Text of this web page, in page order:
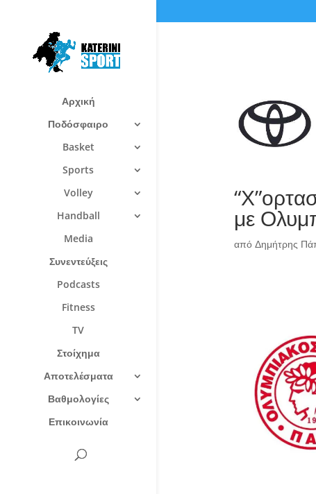
Αρχική
Ποδόσφαιρο
Basket
Sports
Volley
Handball
Media
Συνεντεύξεις
Podcasts
Fitness
TV
Στοίχημα
Αποτελέσματα
Βαθμολογίες
Επικοινωνία
με
από Δημήτρης